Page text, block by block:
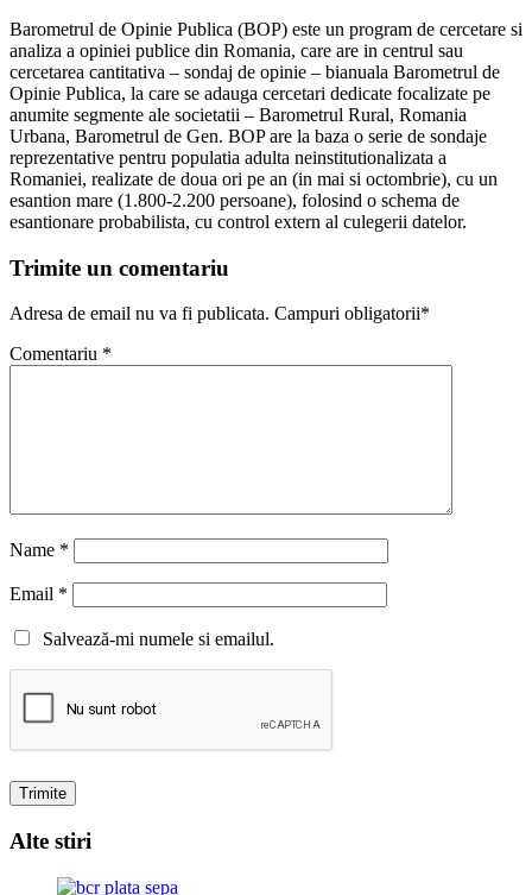
Barometrul de Opinie Publica (BOP) este un program de cercetare si
analiza a opiniei publice din Romania, care are in centrul sau
cercetarea cantitativa – sondaj de opinie – bianuala Barometrul de
Opinie Publica, la care se adauga cercetari dedicate focalizate pe
anumite segmente ale societatii – Barometrul Rural, Romania
Urbana, Barometrul de Gen. BOP are la baza o serie de sondaje
reprezentative pentru populatia adulta neinstitutionalizata a
Romaniei, realizate de doua ori pe an (in mai si octombrie), cu un
esantion mare (1.800-2.200 persoane), folosind o schema de
esantionare probabilista, cu control extern al culegerii datelor.
Trimite un comentariu
Adresa de email nu va fi publicata. Campuri obligatorii*
Comentariu *
Name *
Email *
Salvează-mi numele si emailul.
Alte stiri